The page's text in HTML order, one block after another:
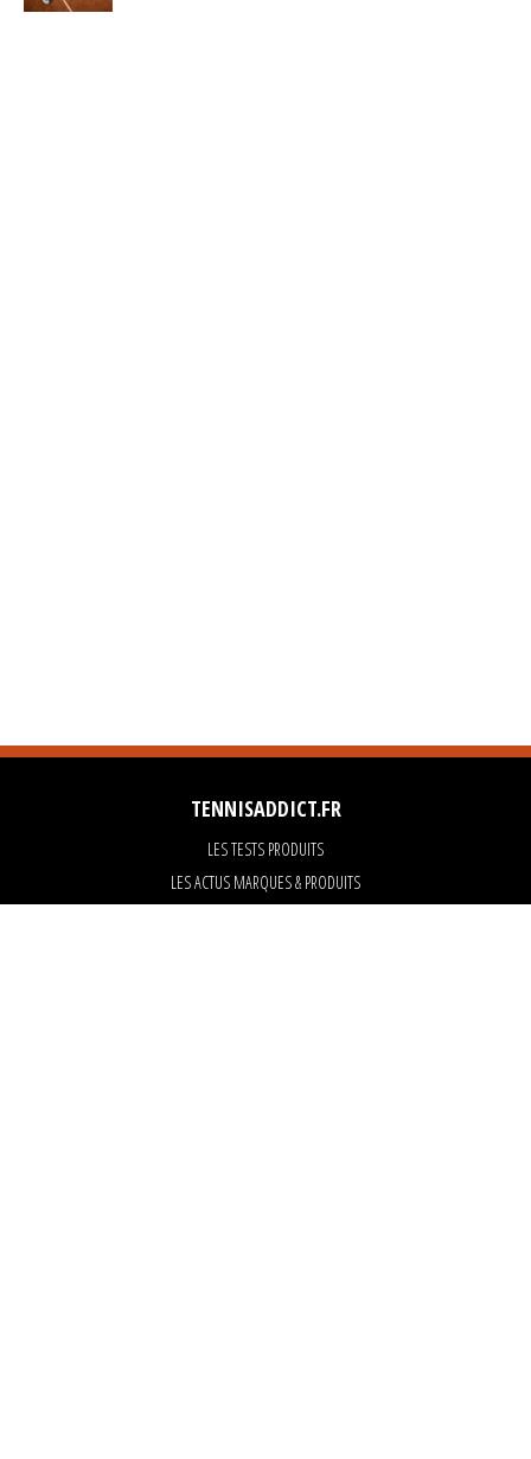
TENNISADDICT.FR
LES TESTS PRODUITS
LES ACTUS MARQUES & PRODUITS